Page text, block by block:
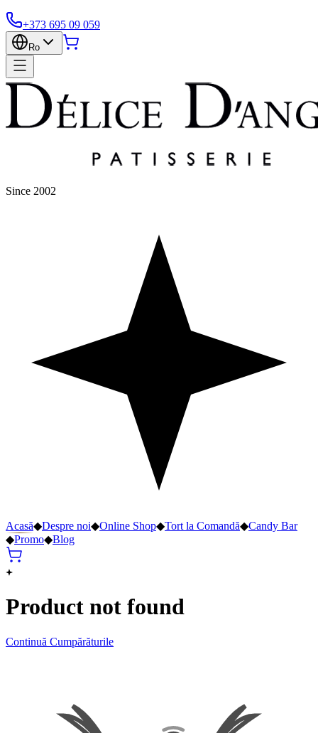
+373 695 09 059
Ro
Since 2002
Acasă◆Despre noi◆Online Shop◆Tort la Comandă◆Candy Bar
◆Promo◆Blog
Product not found
Continuă Cumpărăturile